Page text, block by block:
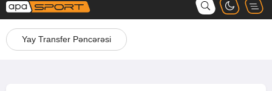
Yay Transfer Pəncərəsi